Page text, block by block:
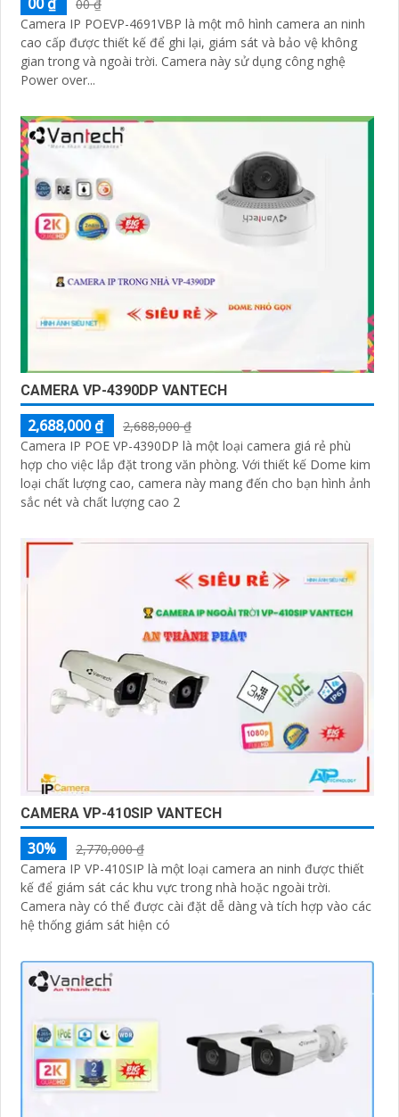
00 ₫
Camera IP POEVP-4691VBP là một mô hình camera an ninh
cao cấp được thiết kế để ghi lại, giám sát và bảo vệ không
gian trong và ngoài trời. Camera này sử dụng công nghệ
Power over...
CAMERA VP-4390DP VANTECH
2,688,000 ₫
2,688,000 ₫
Camera IP POE VP-4390DP là một loại camera giá rẻ phù
hợp cho việc lắp đặt trong văn phòng. Với thiết kế Dome kim
loại chất lượng cao, camera này mang đến cho bạn hình ảnh
sắc nét và chất lượng cao 2
CAMERA VP-410SIP VANTECH
30%
2,770,000 ₫
Camera IP VP-410SIP là một loại camera an ninh được thiết
kế để giám sát các khu vực trong nhà hoặc ngoài trời.
Camera này có thể được cài đặt dễ dàng và tích hợp vào các
hệ thống giám sát hiện có